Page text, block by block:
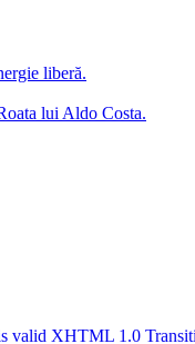
liberă.
lui Aldo Costa.